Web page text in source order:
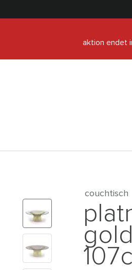
aktion endet
couchtisch